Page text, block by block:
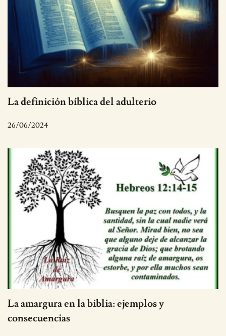
La definición bíblica del adulterio
26/06/2024
La amargura en la biblia: ejemplos y
consecuencias